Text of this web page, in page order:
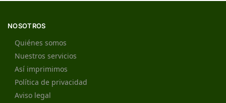
NOSOTROS
Quiénes somos
Nuestros servicios
Así imprimimos
Política de privacidad
Aviso legal